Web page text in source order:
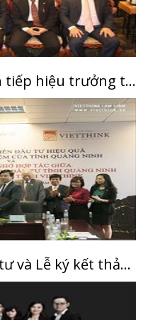
Luật sư Lê Đình Vinh đón tiếp hiệu trưởng trường ĐH Kyushu Nhật Bản
Tọa đàm về xúc tiến đầu tư và Lễ ký kết thảo thuận hợp tác giữa IPA Quảng Ninh và Vietthink